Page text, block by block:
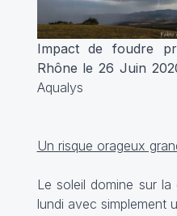
Impact de foudre
Rhône le 26 Juin
Aqualys
Un risque orageux
Le soleil domine sur
lundi avec simplement